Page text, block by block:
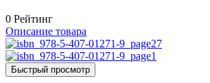
0 Рейтинг
Описание товара
Быстрый просмотр